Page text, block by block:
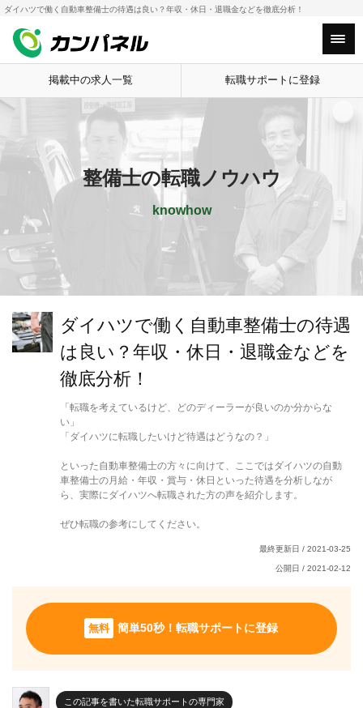
ダイハツで働く自動車整備士の待遇は良い？年収・休日・退職金などを徹底分析！
掲載中の求人一覧 転職サポートに登録
整備士の転職ノウハウ
knowhow
ダイハツで働く自動車整備士の待遇
は良い？年収・休日・退職金などを
徹底分析！
「転職を考えているけど、どのディーラーが良いのか分からな
い」
「ダイハツに転職したいけど待遇はどうなの？」
といった自動車整備士の方々に向けて、ここではダイハツの自動
車整備士の月給・年収・賞与・休日といった待遇を分析しなが
ら、実際にダイハツへ転職された方の声を紹介します。
ぜひ転職の参考にしてください。
最終更新日 / 2021-03-25
公開日 / 2021-02-12
無料 簡単50秒！転職サポートに登録
この記事を書いた転職サポートの専門家